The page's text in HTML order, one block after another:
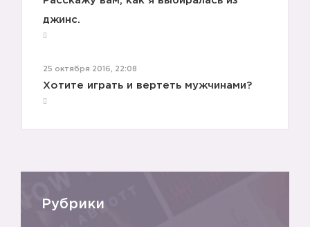
джинс.
25 октября 2016, 22:08
Хотите играть и вертеть мужчинами?
Рубрики